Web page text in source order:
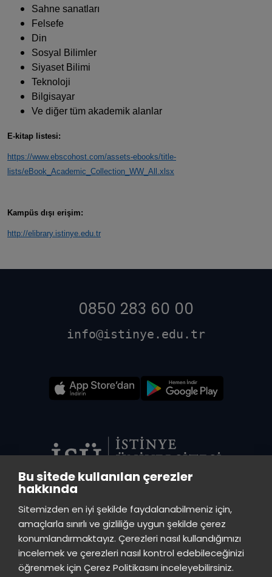
Bu sitede kullanılan çerezler
hakkında
Sitemizden en iyi şekilde faydalanabilmeniz için,
amaçlarla sınırlı ve gizliliğe uygun şekilde çerez
konumlandırmaktayız. Çerezleri nasıl kullandığımızı
incelemek ve çerezleri nasıl kontrol edebileceğinizi
öğrenmek için Çerez Politikasını inceleyebilirsiniz.
Sahne sanatları
Felsefe
Din
Sosyal Bilimler
Siyaset Bilimi
Teknoloji
Bilgisayar
Ve diğer tüm akademik alanlar
E-kitap listesi:
https://www.ebscohost.com/assets-ebooks/title-
lists/eBook_Academic_Collection_WW_All.xlsx
Kampüs dışı erişim:
http://elibrary.istinye.edu.tr
0850 283 60 00
info@istinye.edu.tr
İstinye Üniversitesi Vadi Kampüs - Ayazağa Mah. Azerbaycan Cad.
(Vadistanbul 4A Blok) 34396 Sarıyer/İstanbul
TOPKAPI KÜTÜPHANE